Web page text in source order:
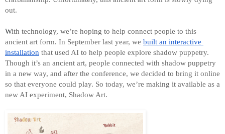
out.
With technology, we’re hoping to help connect people to this
ancient art form. In September last year, we built an interactive
installation that used AI to help people explore shadow puppetry.
Though it’s an ancient art, people connected with shadow puppetry
in a new way, and after the conference, we decided to bring it online
so that everyone could play. So today, we’re making it available as a
new AI experiment, Shadow Art.